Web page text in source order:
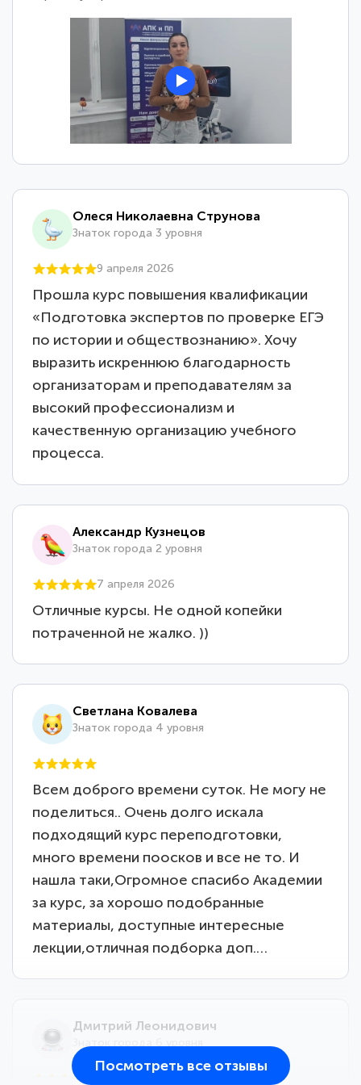
Олеся Николаевна Струнова
Знаток города 3 уровня
9 апреля 2026
Прошла курс повышения квалификации
«Подготовка экспертов по проверке ЕГЭ
по истории и обществознанию». Хочу
выразить искреннюю благодарность
организаторам и преподавателям за
высокий профессионализм и
качественную организацию учебного
процесса.
Александр Кузнецов
Знаток города 2 уровня
7 апреля 2026
Отличные курсы. Не одной копейки
потраченной не жалко. ))
Светлана Ковалева
Знаток города 4 уровня
Всем доброго времени суток. Не могу не
поделиться.. Очень долго искала
подходящий курс переподготовки,
много времени поосков и все не то. И
нашла таки,Огромное спасибо Академии
за курс, за хорошо подобранные
материалы, доступные интересные
лекции,отличная подборка доп.…
Дмитрий Леонидович
Посмотреть все отзывы